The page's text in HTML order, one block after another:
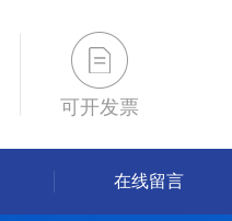
可开发票
在线留言